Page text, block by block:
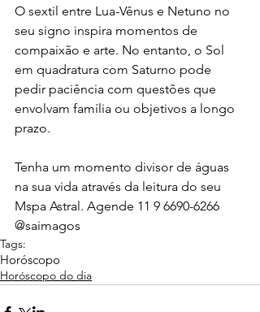
O sextil entre Lua-Vênus e Netuno no
seu signo inspira momentos de
compaixão e arte. No entanto, o Sol
em quadratura com Saturno pode
pedir paciência com questões que
envolvam família ou objetivos a longo
prazo.
Tenha um momento divisor de águas
na sua vida através da leitura do seu
Mspa Astral. Agende 11 9 6690-6266
@saimagos
Tags:
Horóscopo
Horóscopo do dia